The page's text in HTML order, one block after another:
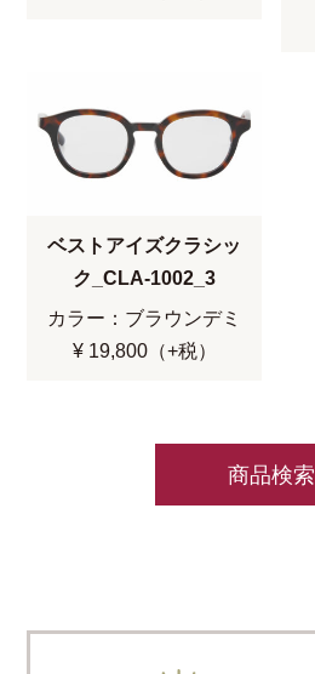
ベストアイズクラシッ
ク_CLA-1002_3
カラー：ブラウンデミ
¥ 19,800（+税）
商品検索